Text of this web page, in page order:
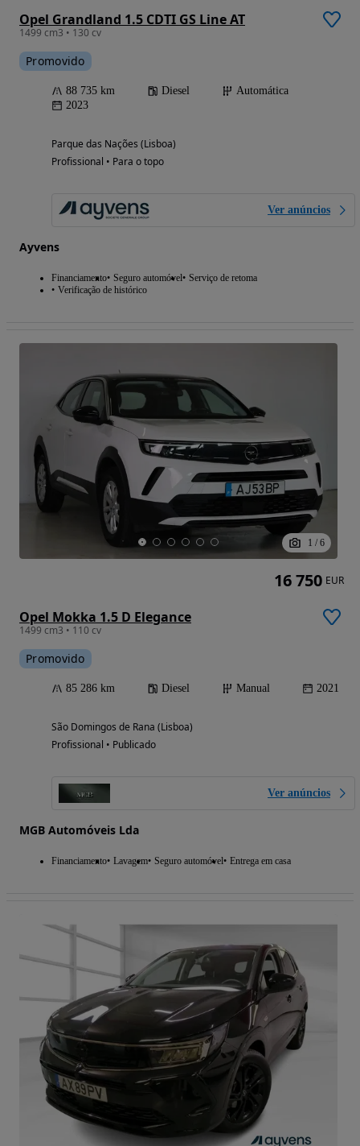
Opel Grandland 1.5 CDTI GS Line AT
1499 cm3 • 130 cv
Promovido
88 735 km Diesel
Automática
2023
Parque das Nações (Lisboa)
Profissional • Para o topo
Ver anúncios
Ayvens
Financiamento Seguro automóvel Serviço de retoma
Verificação de histórico
1 / 6
Opel Mokka 1.5 D Elegance
1499 cm3 • 110 cv
Promovido
85 286 km Diesel Manual 2021
São Domingos de Rana (Lisboa)
Profissional • Publicado
Ver anúncios
MGB Automóveis Lda
Financiamento Lavagem Seguro automóvel Entrega em casa
16 750 EUR